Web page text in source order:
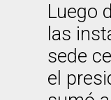
Luego
las
sede
el